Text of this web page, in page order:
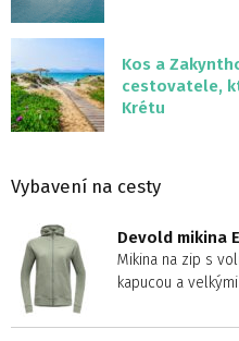
Kos a
cestovatele,
Krétu
Vybavení na cesty
Devold mikina
Mikina na zip s
kapucou a